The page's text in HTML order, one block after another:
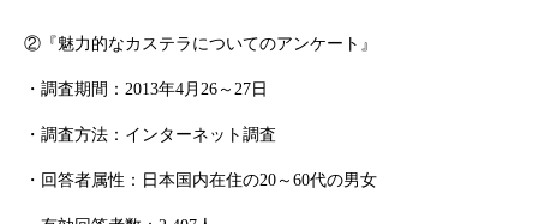
② 『魅力的なカステラについてのアンケート』
・調査期間： 2013年4月 26 ～ 27 日
・調査方法：インターネット調査
・回答者属性：日本国内在住の20 ～ 60代の男女